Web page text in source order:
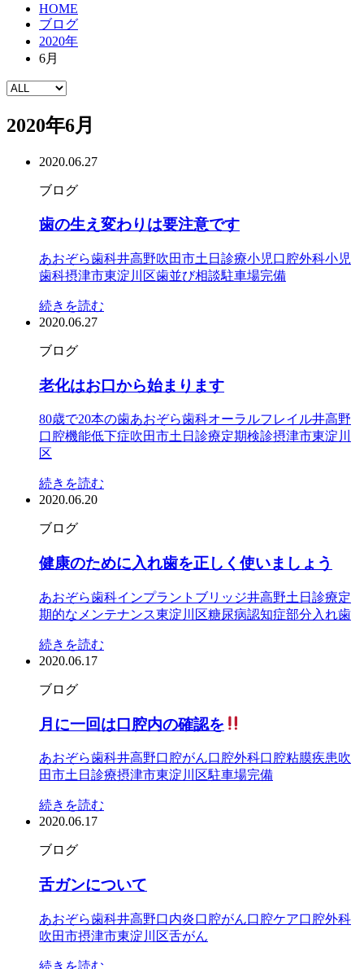
HOME
ブログ
2020年
6月
2020年6月
2020.06.27
ブログ
歯の生え変わりは要注意です
あおぞら歯科井高野吹田市土日診療小児口腔外科小児
歯科摂津市東淀川区歯並び相談駐車場完備
続きを読む
2020.06.27
ブログ
老化はお口から始まります
80歳で20本の歯あおぞら歯科オーラルフレイル井高野
口腔機能低下症吹田市土日診療定期検診摂津市東淀川
区
続きを読む
2020.06.20
ブログ
健康のために入れ歯を正しく使いましょう
あおぞら歯科インプラント ブリッジ井高野土日診療定
期的なメンテナンス東淀川区糖尿病認知症部分入れ歯
続きを読む
2020.06.17
ブログ
月に一回は口腔内の確認を
あおぞら歯科井高野口腔がん口腔外科口腔粘膜疾患吹
田市土日診療摂津市東淀川区駐車場完備
続きを読む
2020.06.17
ブログ
舌ガンについて
あおぞら歯科井高野口内炎口腔がん口腔ケア口腔外科
吹田市摂津市東淀川区舌がん
続きを読む